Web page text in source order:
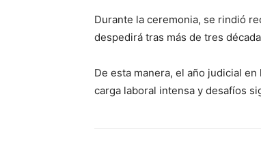
Durante la ceremonia, se rindió
despedirá tras más de tres
De esta manera, el año judicial
carga laboral intensa y desafíos